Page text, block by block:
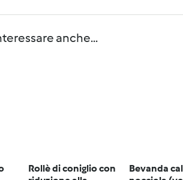
anche...
Rollè di coniglio con
Bevanda